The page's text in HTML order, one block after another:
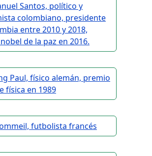
Santos, político y
colombiano, presidente
entre 2010 y 2018,
de la paz en 2016.
Paul, físico alemán, premio
física en 1989
futbolista francés